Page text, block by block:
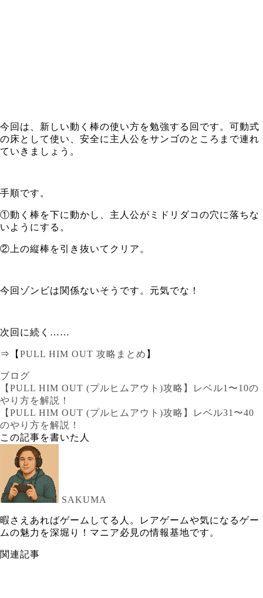
今回は、新しい動く棒の使い方を勉強する回です。可動式
の床として使い、安全に主人公をサンゴのところまで連れ
ていきましょう。
手順です。
①動く棒を下に動かし、主人公がミドリダコの穴に落ちな
いようにする。
②上の縦棒を引き抜いてクリア。
今回ゾンビは関係ないそうです。元気でな！
次回に続く……
⇒【 PULL HIM OUT 攻略まとめ 】
ブログ
【PULL HIM OUT (プルヒムアウト)攻略】レベル1〜10の
やり方を解説！
【PULL HIM OUT (プルヒムアウト)攻略】レベル31〜40
のやり方を解説！
この記事を書いた人
SAKUMA
暇さえあればゲームしてる人。レアゲームや気になるゲー
ムの魅力を深堀り！マニア必見の情報基地です。
関連記事